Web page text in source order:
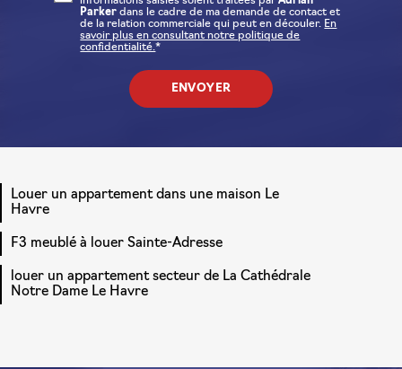
Parker dans le cadre de ma demande de contact et
de la relation commerciale qui peut en découler. En
savoir plus en consultant notre politique de
confidentialité.*
Louer un appartement dans une maison Le
Havre
F3 meublé à louer Sainte-Adresse
louer un appartement secteur de La Cathédrale
Notre Dame Le Havre